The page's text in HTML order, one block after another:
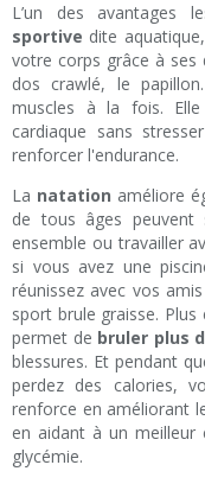
L’un des avantages
sportive dite
votre corps grâce à ses
dos crawlé, le
muscles à la fois.
cardiaque sans
renforcer l'endurance.
La natation améliore
de tous âges peuvent
ensemble ou travailler
si vous avez une
réunissez avec vos
sport brule graisse.
permet de bruler plus
blessures. Et pendant
perdez des calories,
renforce en améliorant
en aidant à un
glycémie.